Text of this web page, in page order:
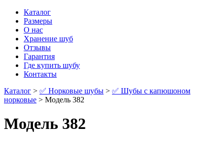
Каталог
Размеры
О нас
Хранение шуб
Отзывы
Гарантия
Где купить шубу
Контакты
Каталог > ✅ Норковые шубы > ✅ Шубы с капюшоном
норковые > Модель 382
Модель 382